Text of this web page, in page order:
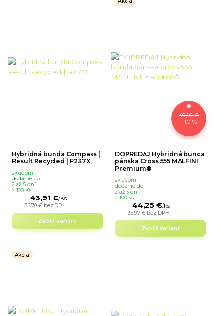
Hybridná bunda Compass |
Result Recycled | R237X
43,91 €/Ks
35,70 € bez DPH
skladom -
dodanie do
2 až 5 dní
> 100 Ks
Zvoliť variant
49,16 €
- 10 %
DOPREDAJ Hybridná bunda
pánska Cross 555 MALFINI
Premium®
44,25 €/ks
35,97 € bez DPH
skladom -
dodanie do
2 až 5 dní
> 100 ks
Zvoliť variant
Akcia